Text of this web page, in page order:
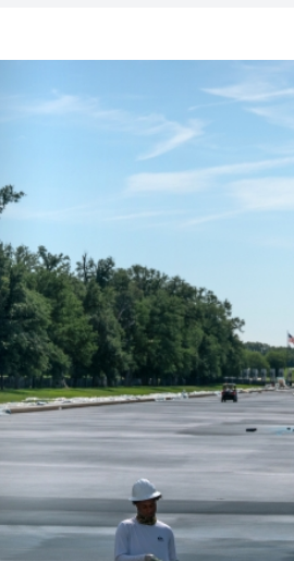
【新股最前線】展芯股份中
直播回放｜保安局局長鄧炳強
政府刊憲：選委會界別分組
有片｜「港媒行八閩·山海